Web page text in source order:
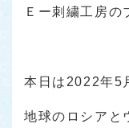
Ｅー刺繍工房
本日は2022年5
地球のロシアと